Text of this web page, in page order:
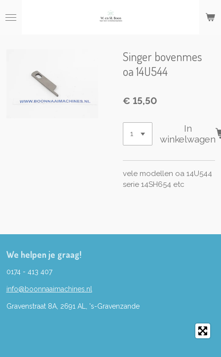
direct
Singer bovenmes
oa 14U544
€ 15,50
In
winkelwagen
vele modellen oa 14U544
serie 14SH654 etc
We helpen je graag!
0174 - 413 407
info@boonnaaimachines.nl
Gravenstraat 8A, 2691 AL, 's-Gravenzande